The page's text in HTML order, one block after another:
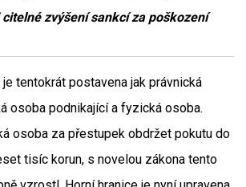
zvýšení sankcí za poškození
tentokrát postavena jak právnická
osoba podnikající a fyzická osoba.
osoba za přestupek obdržet pokutu do
tisíc korun, s novelou zákona tento